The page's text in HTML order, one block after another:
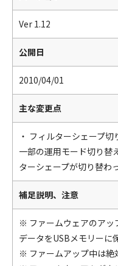
Ver 1.12
公開日
2010/04/01
主な変更点
・ フィルターシェープ切
一部の運用モード切り替
ターシェープが切り替わ
補足説明、注意
※ ファームウェアのアッ
データをUSBメモリーに
※ ファームアップ中は絶